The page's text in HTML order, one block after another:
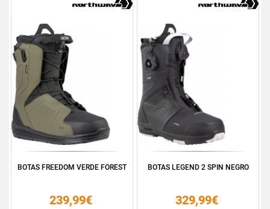
BOTAS FREEDOM VERDE FOREST
239,99€
BOTAS LEGEND 2 SPIN NEGRO
329,99€